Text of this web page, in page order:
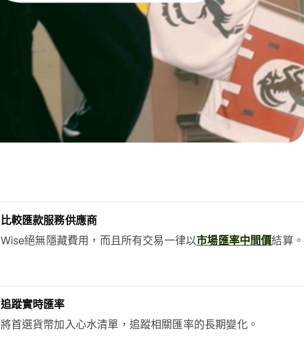
比較匯款服務供應商
Wise絕無隱藏費用，而且所有交易一律以市場匯率中間價結算。
追蹤實時匯率
將首選貨幣加入心水清單，追蹤相關匯率的長期變化。